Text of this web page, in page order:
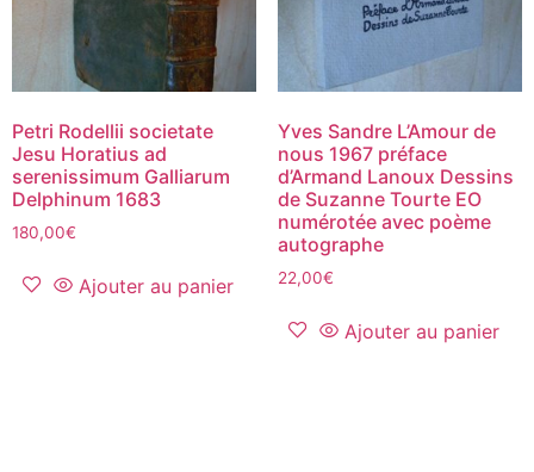
Petri Rodellii societate
Jesu Horatius ad
serenissimum Galliarum
Delphinum 1683
180,00€
Ajouter au panier
Yves Sandre L’Amour de
nous 1967 préface
d’Armand Lanoux Dessins
de Suzanne Tourte EO
numérotée avec poème
autographe
22,00€
Ajouter au panier